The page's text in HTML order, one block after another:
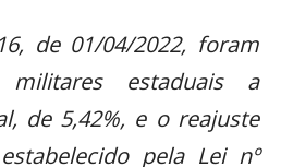
de 01/04/2022, foram
militares estaduais a
de 5,42%, e o reajuste
pela Lei nº